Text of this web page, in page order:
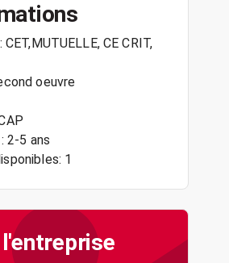
CE CRIT,
oeuvre
2-5 ans
1